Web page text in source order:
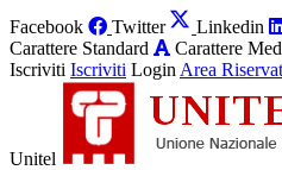
Facebook Twitter Linkedin
Carattere Standard
Carattere
Iscriviti Iscriviti Login Area
Unitel